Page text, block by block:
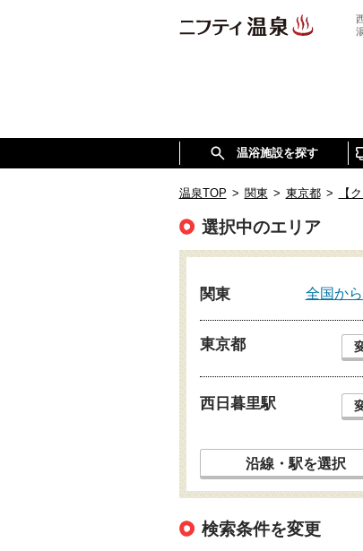
温浴施設を探す
温泉TOP > 関東 > 東京都 > 【
選択中のエリア
関東 全国か
東京都
西日暮里駅
沿線・駅を選択
検索条件を変更